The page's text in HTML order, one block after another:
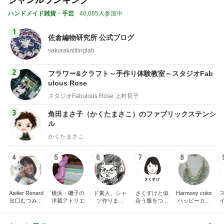
ハンドメイド雑貨・手芸 40,085人参加中
1
佐倉編物研究所 公式ブログ
sakuraknittinglab
2
フラワー&クラフト～手作り体験教室～スタジオFab
ulous Rose
スタジオFabulous Rose 上村良子
3
角田まさ子（かくたまさこ）のファブリックステンシ
ル
かくたまさこ
4
Atelier Renard
出口むつみの
5
横浜・磯子の
洋裁アトリエ
6
ド素人、シャ
ツ作りまし
7
さくすけと似
合う服をつく
8
Harmony color
ハッピーカラ